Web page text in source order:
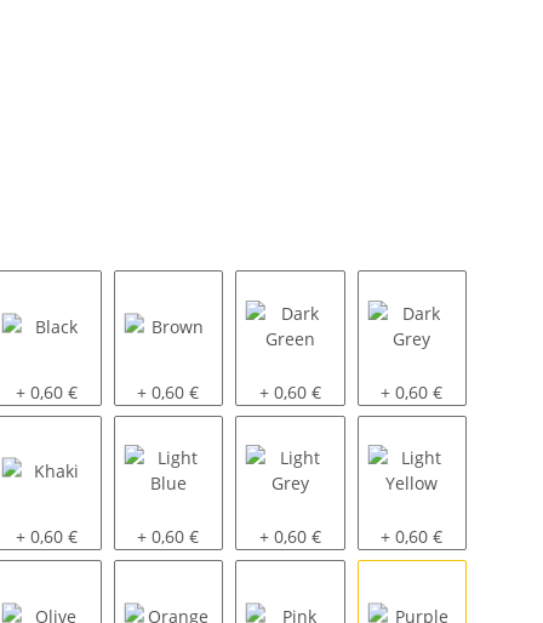
Black
+ 0,60 € Brown
+ 0,60 € Dark Green
+ 0,60 € Dark Grey
+ 0,60 €
Khaki
+ 0,60 € Light Blue
+ 0,60 € Light Grey
+ 0,60 € Light Yellow
+ 0,60 €